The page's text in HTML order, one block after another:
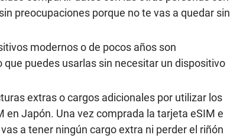
preocupaciones porque no te vas a quedar sin
modernos o de pocos años son
puedes usarlas sin necesitar un dispositivo
extras o cargos adicionales por utilizar los
Japón. Una vez comprada la tarjeta eSIM e
a tener ningún cargo extra ni perder el riñón